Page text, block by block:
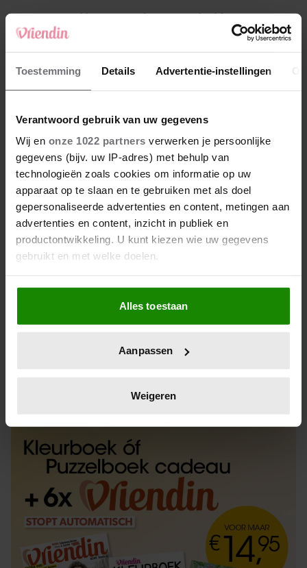
Toestemming Details Advertentie-instellingen
Verantwoord gebruik van uw gegevens
Wij en onze 1022 partners verwerken je persoonlijke
gegevens (bijv. uw IP-adres) met behulp van
technologieën zoals cookies om informatie op uw
apparaat op te slaan en te gebruiken met als doel
gepersonaliseerde advertenties en content, metingen aan
advertenties en content, inzicht in publiek en
productontwikkeling. U kunt kiezen wie uw gegevens
gebruikt en met welke doelen.
Als u het toestaat, willen we ook graag:
Informatie verzamelen over uw geografische
locatie, die tot een paar meter nauwkeurig kan zijn
scannen op specifieke eigenschappen (fingerprinting)
verwerkt en stel uw voorkeuren in het
intrekken in de Cookieverklaring.
We gebruiken cookies om content en advertenties te
personaliseren, om functies voor social media te bieden
en om ons websiteverkeer te analyseren. Ook delen we
informatie over uw gebruik van onze site met onze
partners voor social media, adverteren en analyse. Deze
partners kunnen deze gegevens combineren met andere
informatie die u aan ze heeft verstrekt of die ze hebben
Alles toestaan
Aanpassen
Weigeren
4 Weekhoroscoop: deze sterrenbeelden
kunnen zich op iets leuks verheugen
5 Makelaar Mandy: ‘Een bericht van de BN’er.
Een foto. Mijn lijf reageert’
Nieuw